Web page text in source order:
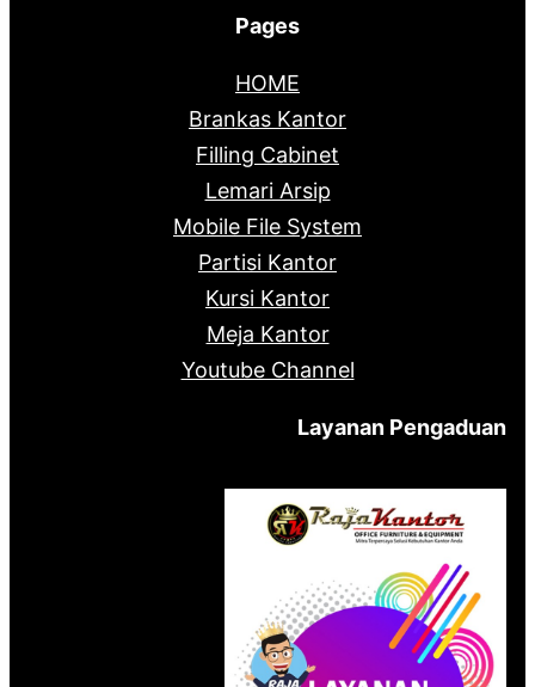
Pages
HOME
Brankas Kantor
Filling Cabinet
Lemari Arsip
Mobile File System
Partisi Kantor
Kursi Kantor
Meja Kantor
Youtube Channel
Layanan Pengaduan